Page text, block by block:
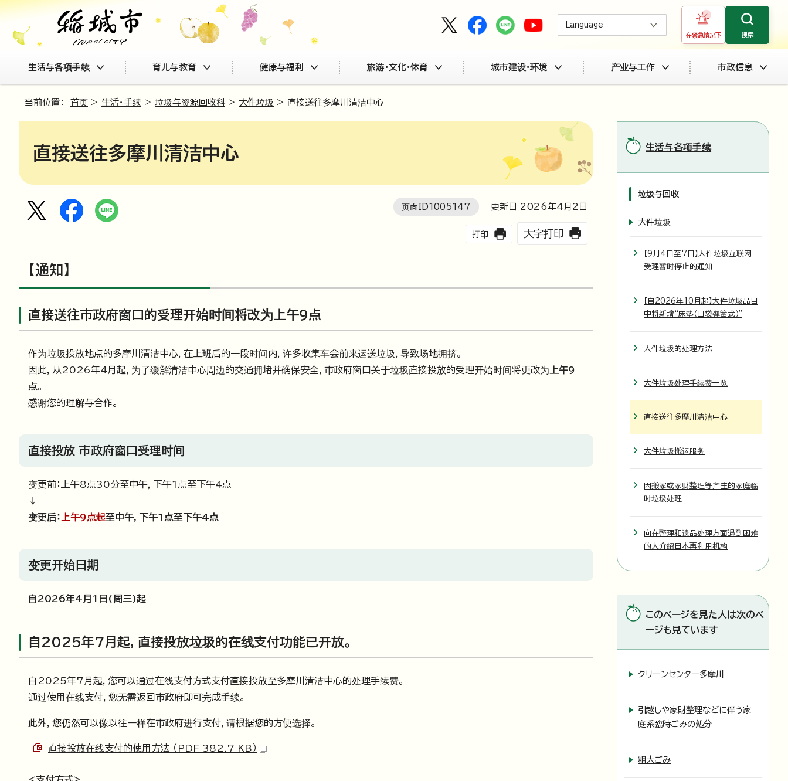
Language
在紧急情况下 搜索
生活与各项手续 育儿与教育 健康与福利 旅游・文化・体育 城市建设・环境 产业与工作 市政信息
当前位置： 首页 > 生活・手续 > 垃圾与资源回收科> 大件垃圾 > 直接送往多摩川清洁中心
直接送往多摩川清洁中心
页面ID1005147 更新日 2026年4月2日
打印 大字打印
【通知】
直接送往市政府窗口的受理开始时间将改为上午9点
作为垃圾投放地点的多摩川清洁中心，在上班后的一段时间内，许多收集车会前来运送垃圾，导致场地拥挤。
因此，从2026年4月起，为了缓解清洁中心周边的交通拥堵并确保安全，市政府窗口关于垃圾直接投放的受理开始时间将更改为 上午9
点。
感谢您的理解与合作。
直接投放 市政府窗口受理时间
变更前：上午8点30分至中午，下午1点至下午4点
↓
变更后：
上午9点起至中午，下午1点至下午4点
变更开始日期
自2026年4月1日(周三)起
自2025年7月起，直接投放垃圾的在线支付功能已开放。
自2025年7月起，您可以通过在线支付方式支付直接投放至多摩川清洁中心的处理手续费。
通过使用在线支付，您无需返回市政府即可完成手续。
此外，您仍然可以像以往一样在市政府进行支付，请根据您的方便选择。
直接投放在线支付的使用方法 （PDF 382.7 KB）
生活与各项手续
垃圾与回收
大件垃圾
【9月4日至7日】大件垃圾互联网
受理暂时停止的通知
【自2026年10月起】大件垃圾品目
中将新增“床垫（口袋弹簧式）”
大件垃圾的处理方法
大件垃圾处理手续费一览
直接送往多摩川清洁中心
大件垃圾搬运服务
因搬家或家财整理等产生的家庭临
时垃圾处理
向在整理和遗品处理方面遇到困难
的人介绍日本再利用机构
このページを見た人は次のペ
ージも見ています
クリーンセンター多摩川
引越しや家財整理などに伴う家
庭系臨時ごみの処分
粗大ごみ